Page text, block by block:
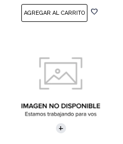
COMPARAR